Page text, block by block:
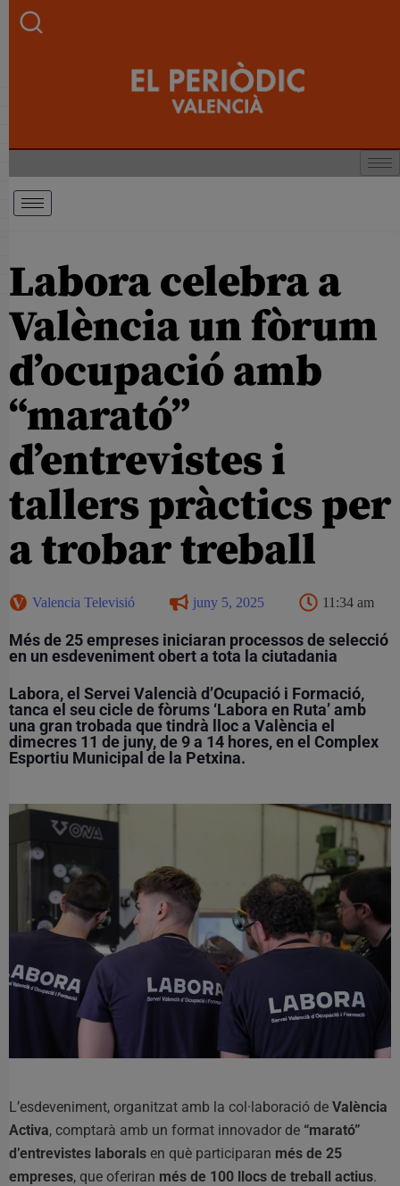
Labora celebra a
València un fòrum
d’ocupació amb
“marató”
d’entrevistes i
tallers pràctics per
a trobar treball
Valencia Televisió juny 5, 2025 11:34 am
Més de 25 empreses iniciaran processos de selecció
en un esdeveniment obert a tota la ciutadania
Labora, el Servei Valencià d’Ocupació i Formació,
tanca el seu cicle de fòrums ‘Labora en Ruta’ amb
una gran trobada que tindrà lloc a València el
dimecres 11 de juny, de 9 a 14 hores, en el Complex
Esportiu Municipal de la Petxina.
L’esdeveniment, organitzat amb la col·laboració de València
Activa, comptarà amb un format innovador de “marató”
d’entrevistes laborals en què participaran més de 25
empreses, que oferiran més de 100 llocs de treball actius.